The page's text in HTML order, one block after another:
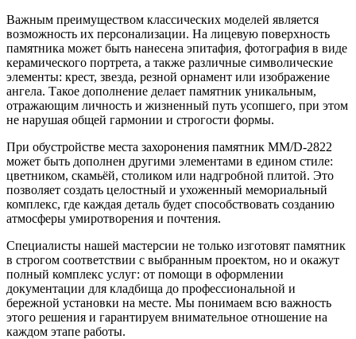
Важным преимуществом классических моделей является
возможность их персонализации. На лицевую поверхность
памятника может быть нанесена эпитафия, фотография в виде
керамического портрета, а также различные символические
элементы: крест, звезда, резной орнамент или изображение
ангела. Такое дополнение делает памятник уникальным,
отражающим личность и жизненный путь усопшего, при этом
не нарушая общей гармонии и строгости формы.
При обустройстве места захоронения памятник ММ/D-2822
может быть дополнен другими элементами в едином стиле:
цветником, скамьёй, столиком или надгробной плитой. Это
позволяет создать целостный и ухоженный мемориальный
комплекс, где каждая деталь будет способствовать созданию
атмосферы умиротворения и почтения.
Специалисты нашей мастерсии не только изготовят памятник
в строгом соответствии с выбранным проектом, но и окажут
полный комплекс услуг: от помощи в оформлении
документации для кладбища до профессиональной и
бережной установки на месте. Мы понимаем всю важность
этого решения и гарантируем внимательное отношение на
каждом этапе работы.